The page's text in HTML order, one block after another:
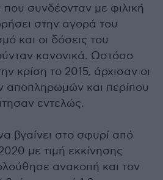
που συνδέονταν με φιλική
στην αγορά του
και οι δόσεις του
κανονικά. Ωστόσο
κρίση το 2015, άρχισαν οι
αποπληρωμών και περίπου
εντελώς.
βγαίνει στο σφυρί από
με τιμή εκκίνησης
ανακοπή και τον